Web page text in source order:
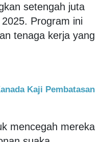
setengah juta
Program ini
tenaga kerja yang
Kaji Pembatasan
mencegah mereka